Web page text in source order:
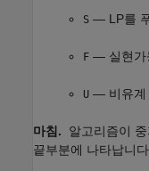
S — LP를
F — 실현가
U — 비유계
마침. 알고리즘이
끝부분에 나타납니다.